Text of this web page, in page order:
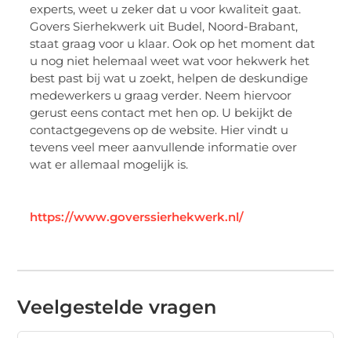
experts, weet u zeker dat u voor kwaliteit gaat.
Govers Sierhekwerk uit Budel, Noord-Brabant,
staat graag voor u klaar. Ook op het moment dat
u nog niet helemaal weet wat voor hekwerk het
best past bij wat u zoekt, helpen de deskundige
medewerkers u graag verder. Neem hiervoor
gerust eens contact met hen op. U bekijkt de
contactgegevens op de website. Hier vindt u
tevens veel meer aanvullende informatie over
wat er allemaal mogelijk is.
https://www.goverssierhekwerk.nl/
Veelgestelde vragen